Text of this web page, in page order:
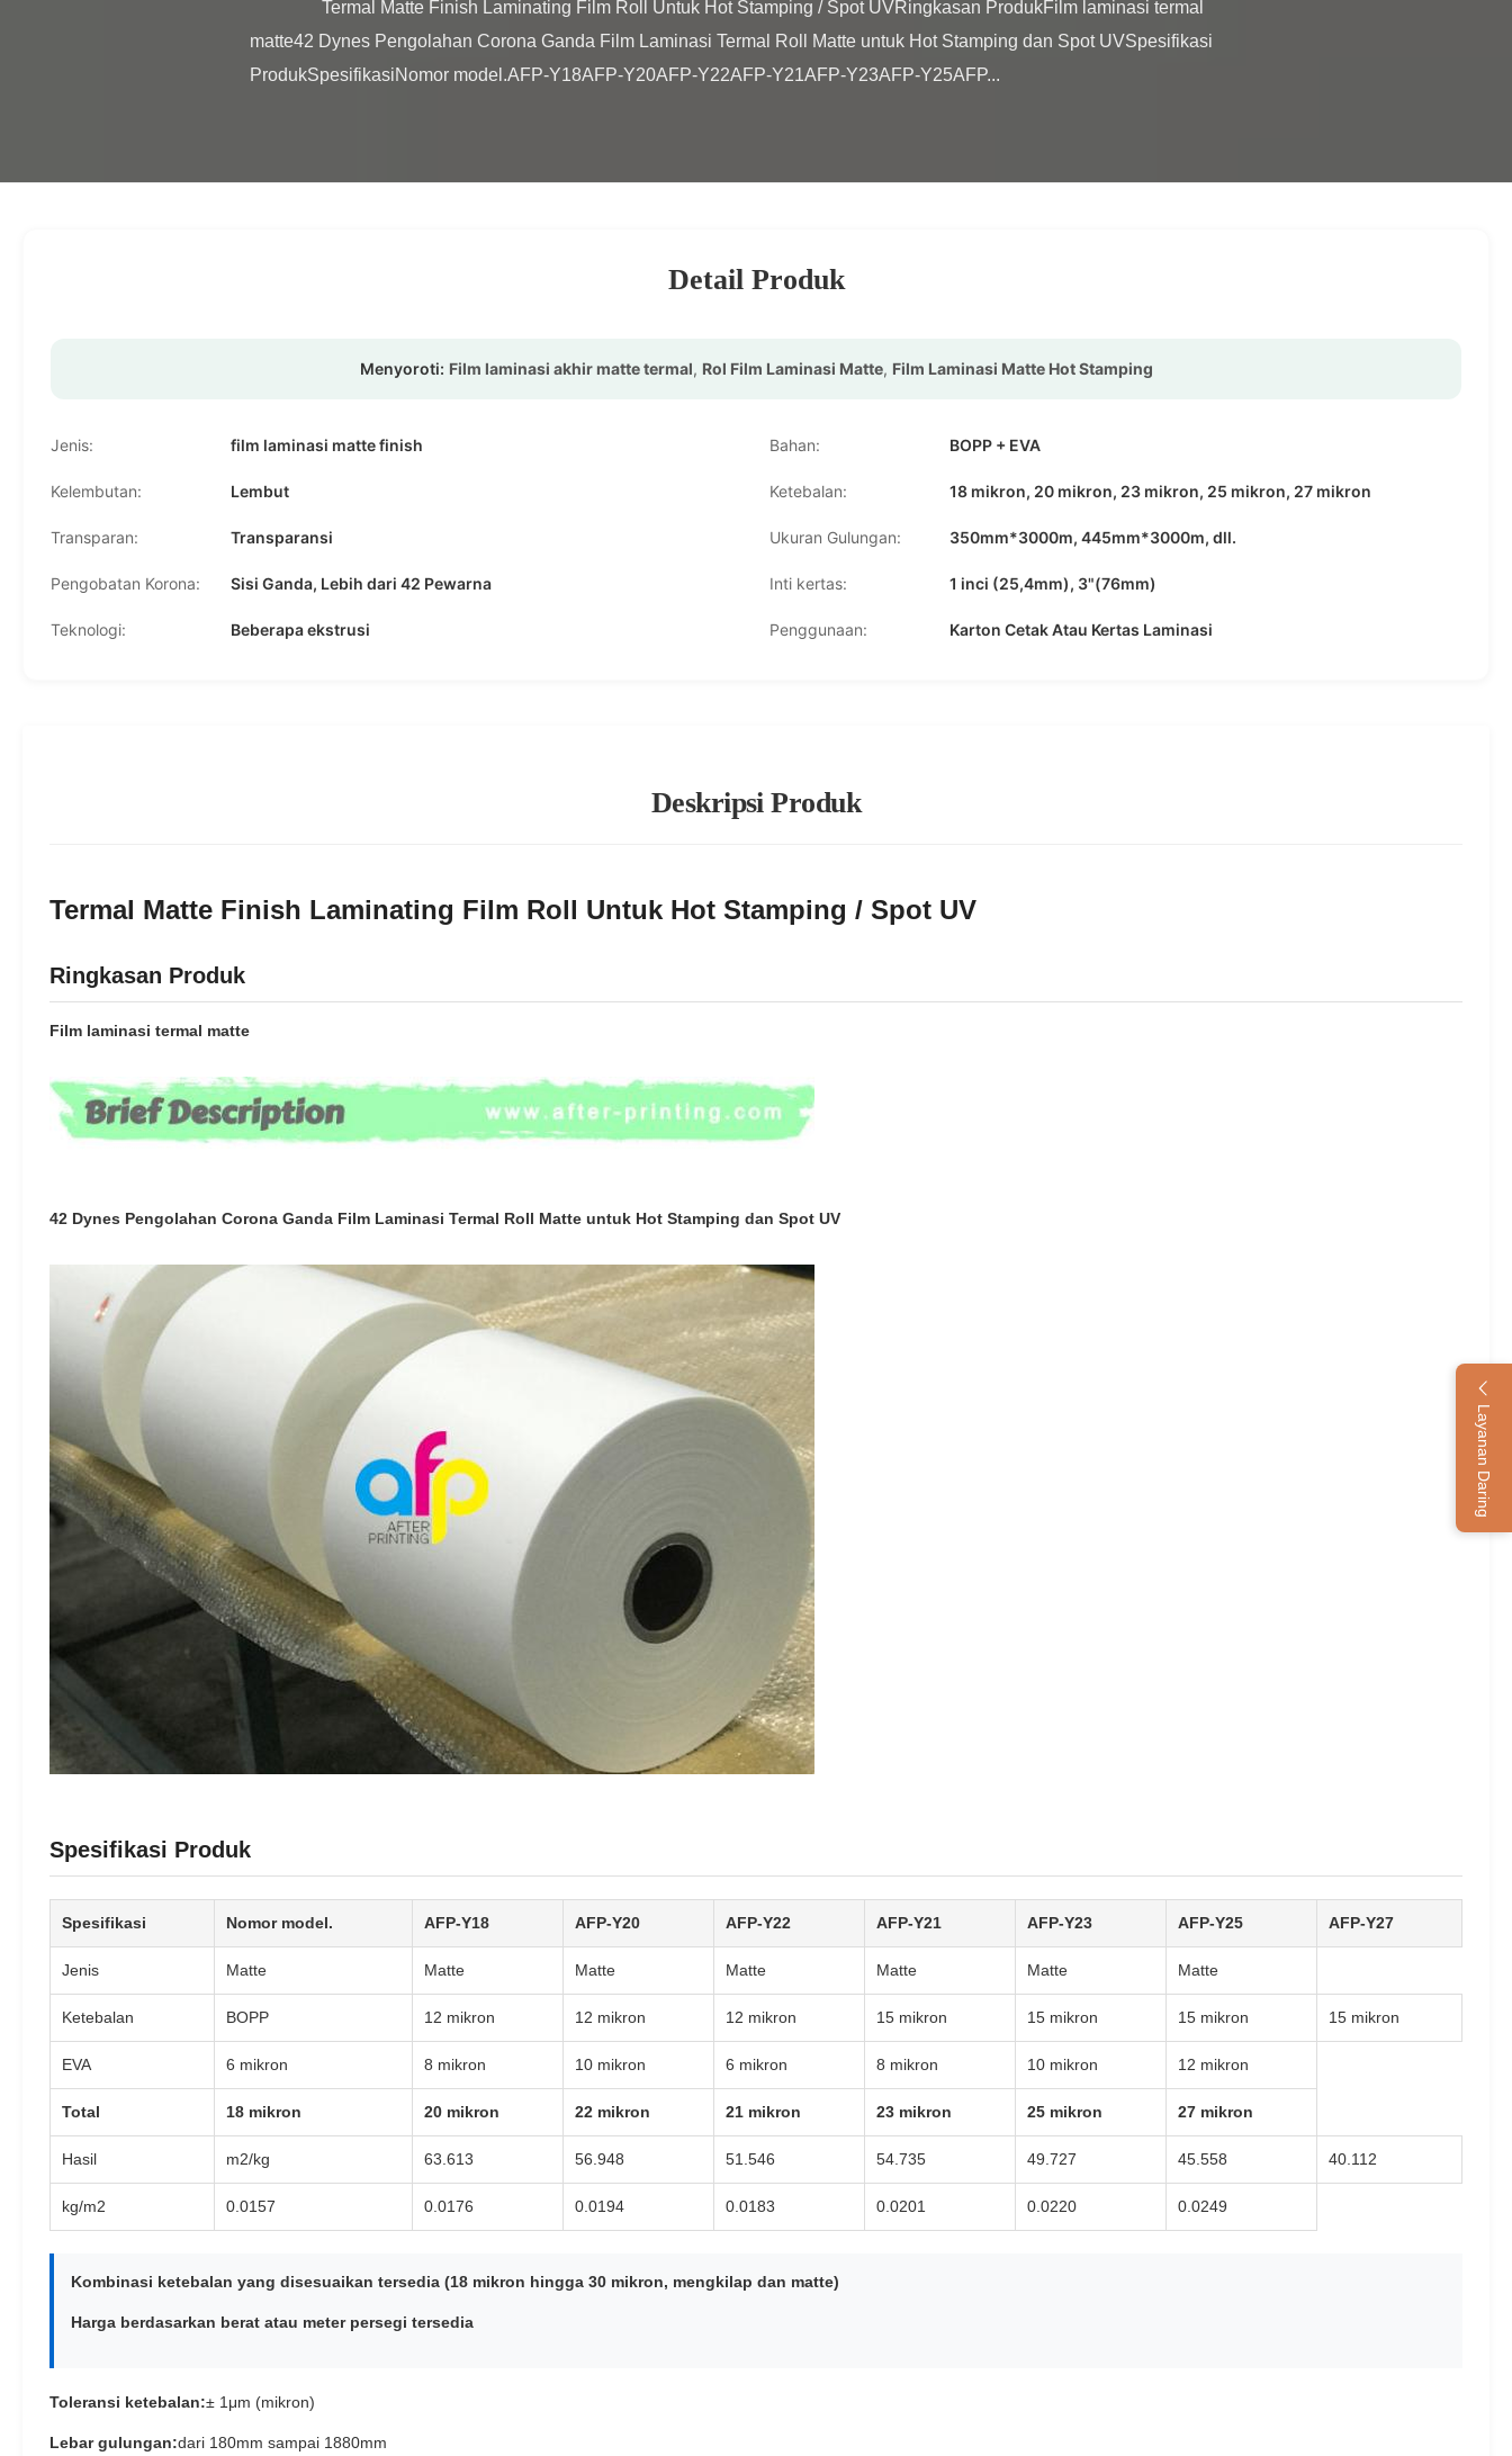
Layanan Daring
matte42 Dynes Pengolahan Corona Ganda Film Laminasi Termal Roll Matte untuk Hot Stamping dan Spot UVSpesifikasi
ProdukSpesifikasiNomor model.AFP-Y18AFP-Y20AFP-Y22AFP-Y21AFP-Y23AFP-Y25AFP...
Detail Produk
Menyoroti: Film laminasi akhir matte termal, Rol Film Laminasi Matte, Film Laminasi Matte Hot Stamping
Jenis: film laminasi matte finish Bahan: BOPP + EVA
Kelembutan: Lembut Ketebalan: 18 mikron, 20 mikron, 23 mikron, 25 mikron, 27 mikron
Transparan: Transparansi Ukuran Gulungan: 350mm*3000m, 445mm*3000m, dll.
Pengobatan Korona: Sisi Ganda, Lebih dari 42 Pewarna Inti kertas: 1 inci (25,4mm), 3"(76mm)
Teknologi: Beberapa ekstrusi Penggunaan: Karton Cetak Atau Kertas Laminasi
Deskripsi Produk
Termal Matte Finish Laminating Film Roll Untuk Hot Stamping / Spot UV
Ringkasan Produk
Film laminasi termal matte
42 Dynes Pengolahan Corona Ganda Film Laminasi Termal Roll Matte untuk Hot Stamping dan Spot UV
Spesifikasi Produk
Spesifikasi Nomor model. AFP-Y18 AFP-Y20 AFP-Y22 AFP-Y21 AFP-Y23 AFP-Y25 AFP-Y27
Jenis Matte Matte Matte Matte Matte Matte Matte
Ketebalan BOPP 12 mikron 12 mikron 12 mikron 15 mikron 15 mikron 15 mikron 15 mikron
EVA 6 mikron 8 mikron 10 mikron 6 mikron 8 mikron 10 mikron 12 mikron
Total 18 mikron 20 mikron 22 mikron 21 mikron 23 mikron 25 mikron 27 mikron
Hasil m2/kg 63.613 56.948 51.546 54.735 49.727 45.558 40.112
kg/m2 0.0157 0.0176 0.0194 0.0183 0.0201 0.0220 0.0249
Kombinasi ketebalan yang disesuaikan tersedia (18 mikron hingga 30 mikron, mengkilap dan matte)
Harga berdasarkan berat atau meter persegi tersedia
Toleransi ketebalan:± 1μm (mikron)
Lebar gulungan:dari 180mm sampai 1880mm